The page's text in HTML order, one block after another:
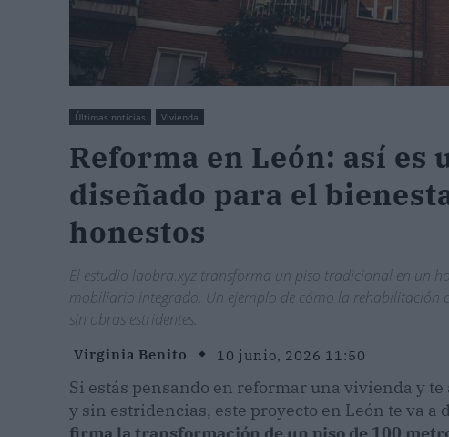
Últimas noticias Vivienda
Reforma en León: así es
diseñado para el
honestos
El estudio laobra.xyz transforma un piso tradicional en un
mobiliario integrado. Un ejemplo de cómo la rehabilitación
sin obras estridentes.
Virginia Benito 10 junio, 2026 11:50
Si estás pensando en reformar una vivienda y
y sin estridencias, este proyecto en León te va a